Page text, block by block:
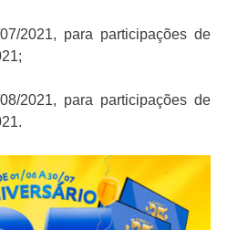
2021, para participações de
2021, para participações de